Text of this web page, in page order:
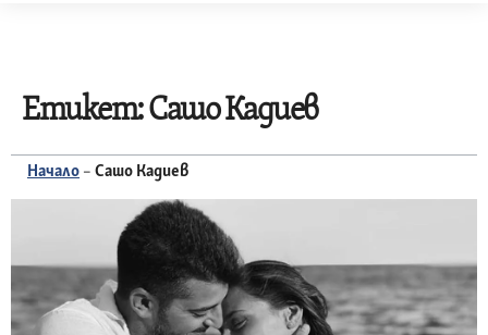
Етикет:Сашо Кадиев
Начало – Сашо Кадиев